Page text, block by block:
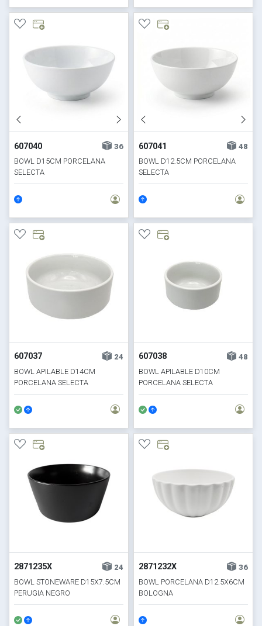
607040
36
BOWL D15CM PORCELANA
SELECTA
607041
48
BOWL D12.5CM PORCELANA
SELECTA
607037
24
BOWL APILABLE D14CM
PORCELANA SELECTA
607038
48
BOWL APILABLE D10CM
PORCELANA SELECTA
2871235X
24
BOWL STONEWARE D15X7.5CM
PERUGIA NEGRO
2871232X
36
BOWL PORCELANA D12.5X6CM
BOLOGNA